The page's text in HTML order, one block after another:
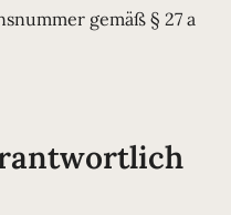
gemäß § 27 a